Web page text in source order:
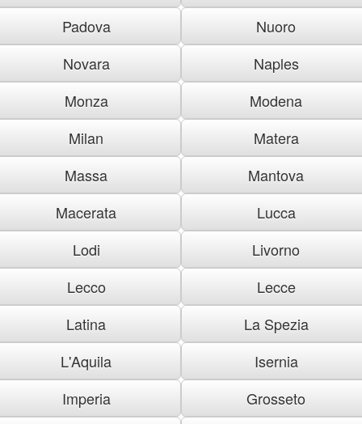
Padova
Nuoro
Novara
Naples
Monza
Modena
Milan
Matera
Massa
Mantova
Macerata
Lucca
Lodi
Livorno
Lecco
Lecce
Latina
La Spezia
L'Aquila
Isernia
Imperia
Grosseto